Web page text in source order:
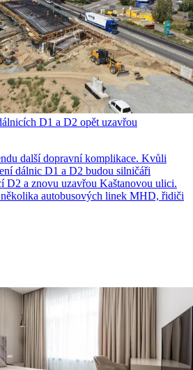
D1 a D2 opět uzavřou
další dopravní komplikace. Kvůli
dálnic D1 a D2 budou silničáři
D2 a znovu uzavřou Kaštanovou ulici.
autobusových linek MHD, řidiči